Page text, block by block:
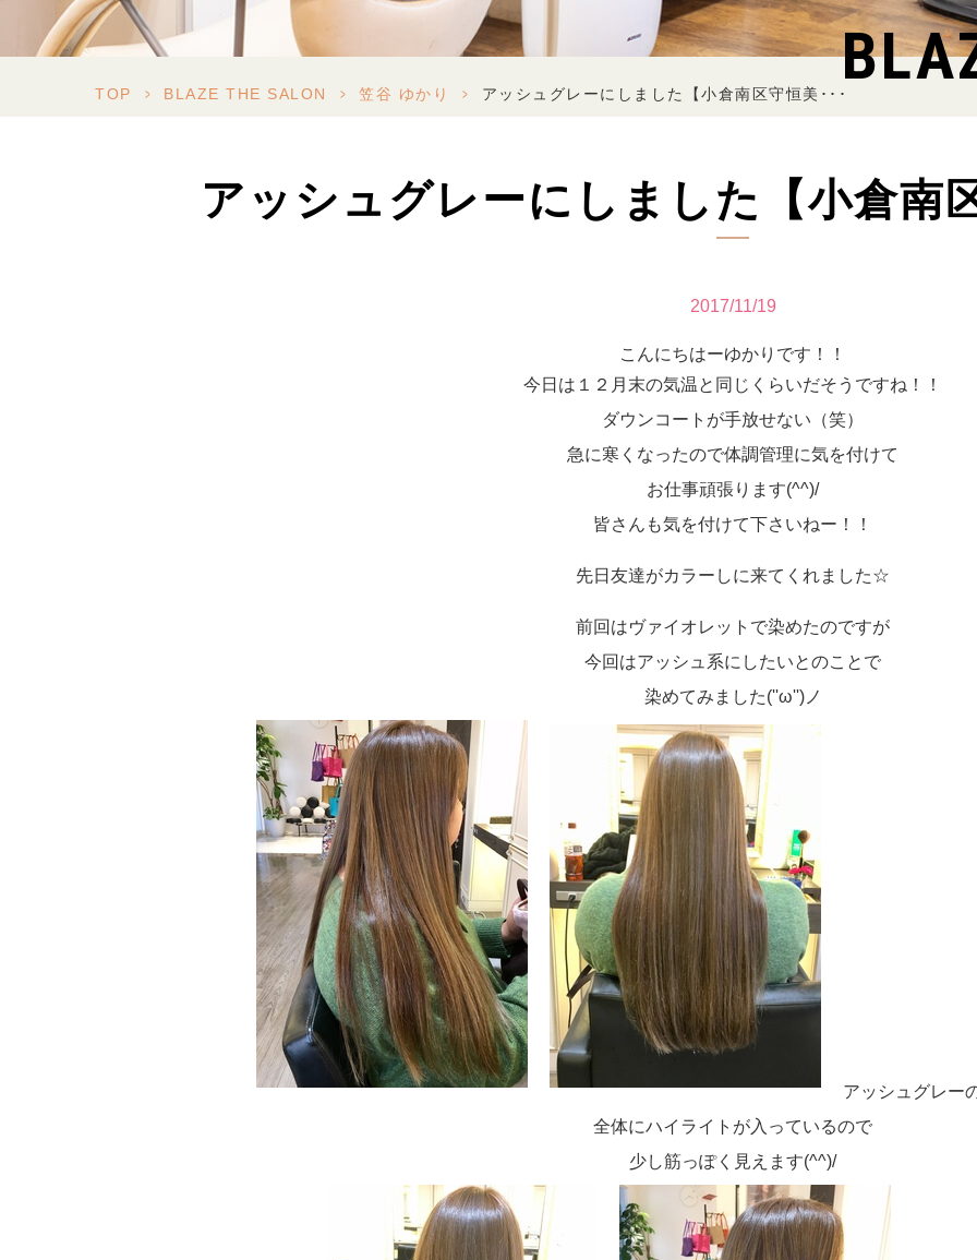
TOP > BLAZE THE SALON > 笠谷 ゆかり > アッシュグレーにしました【小倉南区守恒美･･･
アッシュグレーにしました【小倉南
2017/11/19
こんにちはーゆかりです！！
今日は１２月末の気温と同じくらいだそうですね！！
ダウンコートが手放せない（笑）
急に寒くなったので体調管理に気を付けて
お仕事頑張ります(^^)/
皆さんも気を付けて下さいねー！！
先日友達がカラーしに来てくれました☆
前回はヴァイオレットで染めたのですが
今回はアッシュ系にしたいとのことで
染めてみました(''ω'')ノ
アッシュグレー
全体にハイライトが入っているので
少し筋っぽく見えます(^^)/